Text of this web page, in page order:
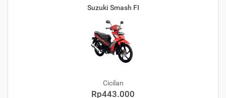
Suzuki Smash FI
Cicilan
Rp443.000